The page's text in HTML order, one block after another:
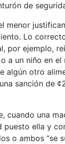
de
menor
Lo
por ejemplo,
a un niño en
algún otro
sanción de
cuando una
puesto ella y
o ambos “se